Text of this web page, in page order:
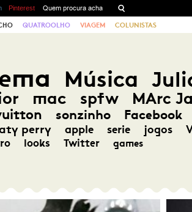
Pinterest
QUATROOLHO VIAGEM COLUNISTAS
Música
mac spfw MArc
sonzinho Facebook
perry apple serie jogos
looks Twitter games